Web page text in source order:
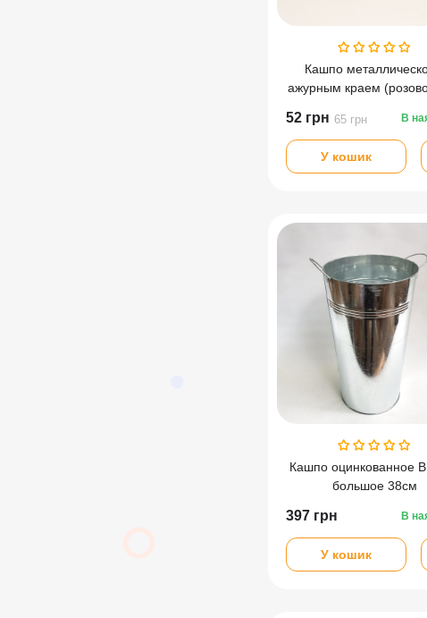
Кашпо
ажурным краем
52 грн 65 грн В
У кошик
Кашпо оцинкованное
большое 38см
397 грн В
У кошик